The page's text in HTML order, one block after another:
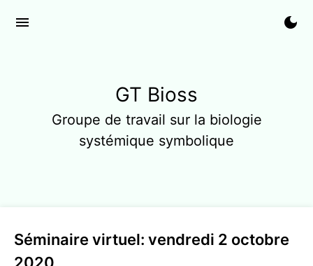
menu dark_mode
GT Bioss
Groupe de travail sur la biologie
systémique symbolique
Séminaire virtuel: vendredi 2 octobre